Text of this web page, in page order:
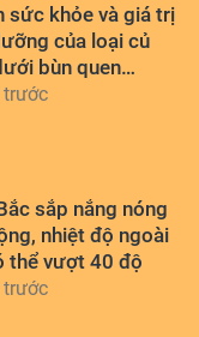
sức khỏe và giá trị
của loại củ
bùn quen
trước
sắp nắng nóng
nhiệt độ ngoài
thể vượt 40 độ
trước